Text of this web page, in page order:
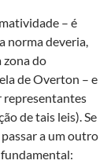
– é
norma deveria,
zona do
de Overton – e
representantes
de tais leis). Se
passar a um outro